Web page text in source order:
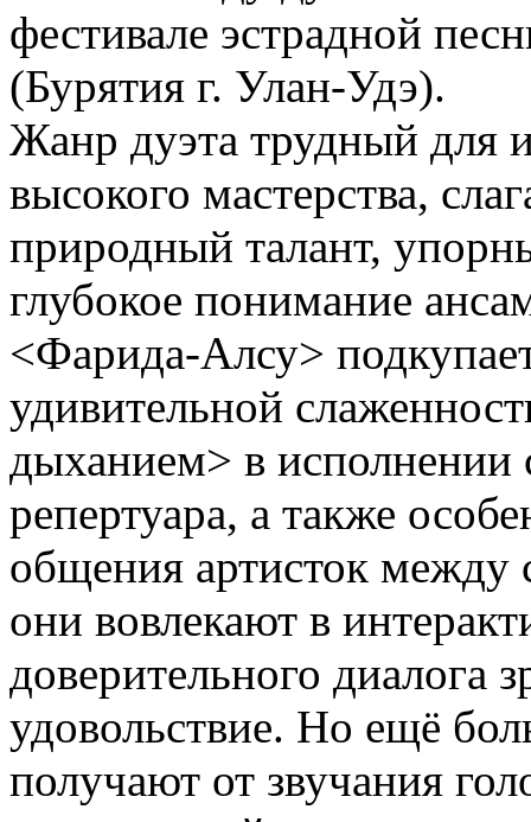
фестивале эстрадной
(Бурятия г. Улан-Удэ).
Жанр дуэта трудный для
высокого мастерства,
природный талант,
глубокое понимание
<Фарида-Алсу>
удивительной
дыханием> в исполнении
репертуара, а также
общения артисток между
они вовлекают в
доверительного диалога
удовольствие. Но ещё
получают от звучания